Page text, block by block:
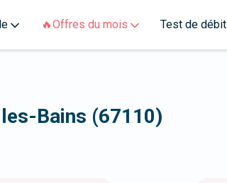
🔥Offres du mois Test de débit
Bains (67110)